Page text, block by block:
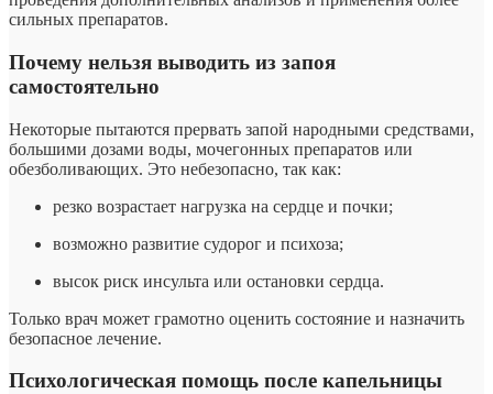
сильных препаратов.
Почему нельзя выводить из запоя
самостоятельно
Некоторые пытаются прервать запой народными средствами,
большими дозами воды, мочегонных препаратов или
обезболивающих. Это небезопасно, так как:
резко возрастает нагрузка на сердце и почки;
возможно развитие судорог и психоза;
высок риск инсульта или остановки сердца.
Только врач может грамотно оценить состояние и назначить
безопасное лечение.
Психологическая помощь после капельницы